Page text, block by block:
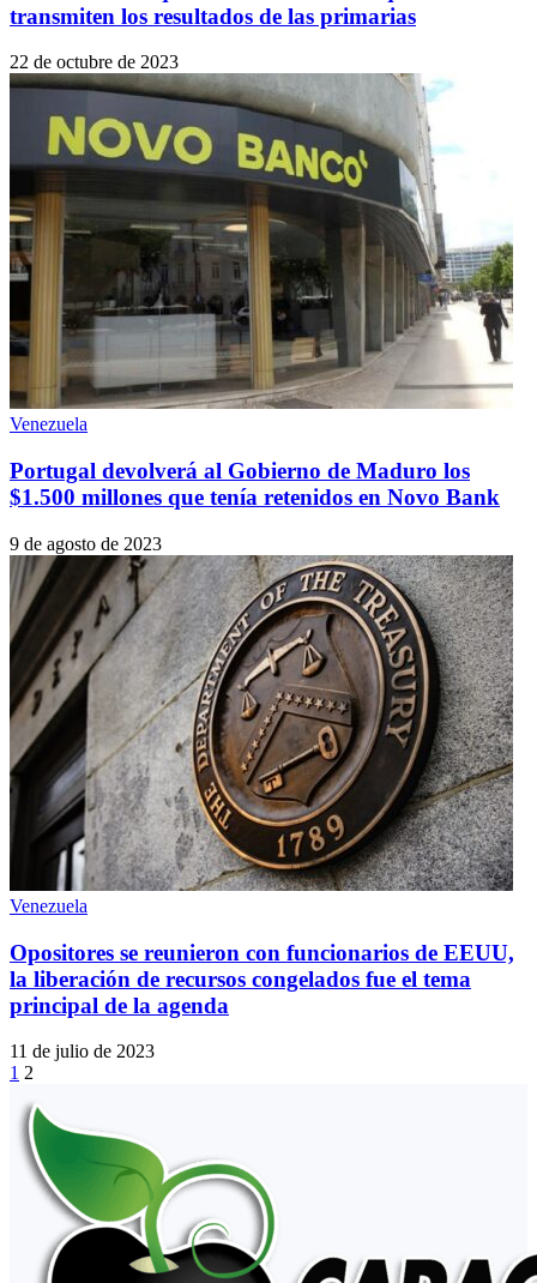
transmiten los resultados de las primarias
22 de octubre de 2023
Venezuela
Portugal devolverá al Gobierno de Maduro los
$1.500 millones que tenía retenidos en Novo Bank
9 de agosto de 2023
Venezuela
Opositores se reunieron con funcionarios de EEUU,
la liberación de recursos congelados fue el tema
principal de la agenda
11 de julio de 2023
1 2